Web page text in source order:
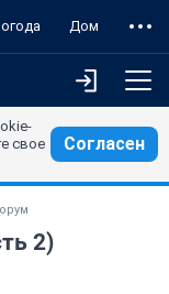
Дом
свое
Согласен
2)